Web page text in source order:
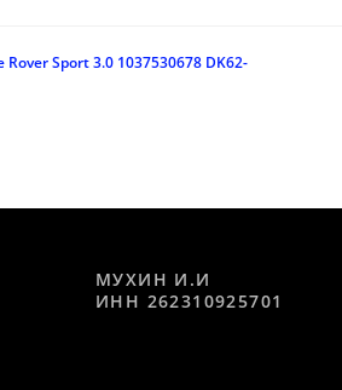
Rover Sport 3.0 1037530678 DK62-
МУХИН И.И
ИНН 262310925701